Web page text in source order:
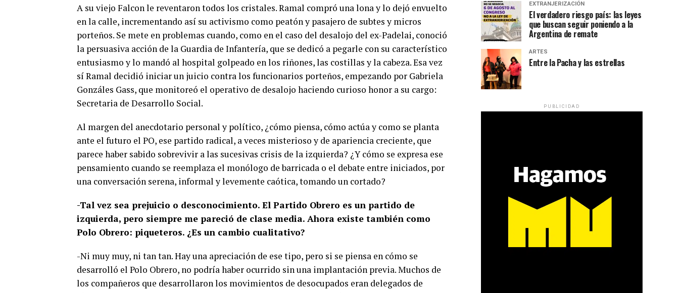
A su viejo Falcon le reventaron todos los cristales. Ramal compró una lona y lo dejó envuelto
en la calle, incrementando así su activismo como peatón y pasajero de subtes y micros
porteños. Se mete en problemas cuando, como en el caso del desalojo del ex-Padelai, conoció
la persuasiva acción de la Guardia de Infantería, que se dedicó a pegarle con su característico
entusiasmo y lo mandó al hospital golpeado en los riñones, las costillas y la cabeza. Esa vez
sí Ramal decidió iniciar un juicio contra los funcionarios porteños, empezando por Gabriela
Gonzáles Gass, que monitoreó el operativo de desalojo haciendo curioso honor a su cargo:
Secretaria de Desarrollo Social.
Al margen del anecdotario personal y político, ¿cómo piensa, cómo actúa y como se planta
ante el futuro el PO, ese partido radical, a veces misterioso y de apariencia creciente, que
parece haber sabido sobrevivir a las sucesivas crisis de la izquierda? ¿Y cómo se expresa ese
pensamiento cuando se reemplaza el monólogo de barricada o el debate entre iniciados, por
una conversación serena, informal y levemente caótica, tomando un cortado?
-Tal vez sea prejuicio o desconocimiento. El Partido Obrero es un partido de
izquierda, pero siempre me pareció de clase media. Ahora existe también como
Polo Obrero: piqueteros. ¿Es un cambio cualitativo?
-Ni muy muy, ni tan tan. Hay una apreciación de ese tipo, pero si se piensa en cómo se
desarrolló el Polo Obrero, no podría haber ocurrido sin una implantación previa. Muchos de
los compañeros que desarrollaron los movimientos de desocupados eran delegados de
EXTRANJERIZACIÓN
El verdadero riesgo país: las leyes
que buscan seguir poniendo a la
Argentina de remate
ARTES
Entre la Pacha y las estrellas
PUBLICIDAD